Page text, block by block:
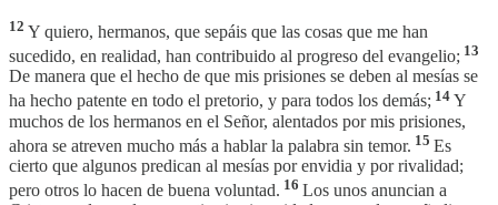
12 Y quiero, hermanos, que sepáis que las cosas que me han
sucedido, en realidad, han contribuido al progreso del evangelio; 13
De manera que el hecho de que mis prisiones se deben al mesías se
ha hecho patente en todo el pretorio, y para todos los demás; 14 Y
muchos de los hermanos en el Señor, alentados por mis prisiones,
ahora se atreven mucho más a hablar la palabra sin temor. 15 Es
cierto que algunos predican al mesías por envidia y por rivalidad;
pero otros lo hacen de buena voluntad. 16 Los unos anuncian a